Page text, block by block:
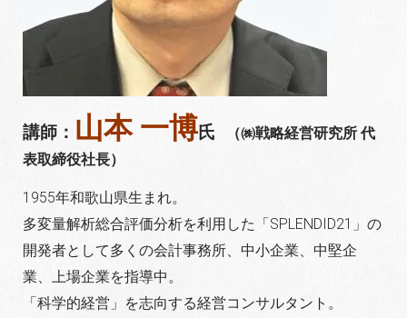
講師： 山本 一博氏
（㈱戦略経営研究所 代
表取締役社長）
1955年和歌山県生まれ。
多変量解析総合評価分析を利用した「SPLENDID21」の
開発者として多くの会計事務所、中小企業、中堅企
業、上場企業を指導中。
「科学的経営」を志向する経営コンサルタント。